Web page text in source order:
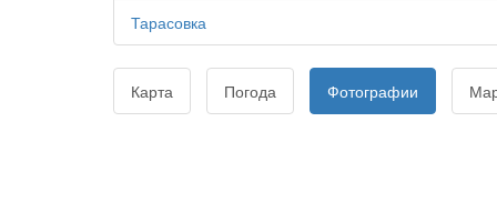
Тарасовка
Карта Погода Фотографии